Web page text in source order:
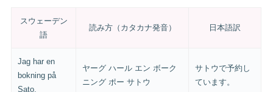
スウェーデン
語
読み方（カタカナ発音） 日本語訳
Jag har en
bokning på
Sato.
ヤーグ ハール エン ボーク
ニング ポー サトウ
サトウで予約し
ています。